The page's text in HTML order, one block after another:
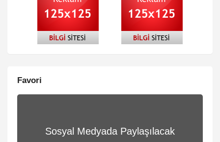
Favori
Sosyal Medyada Paylaşılacak